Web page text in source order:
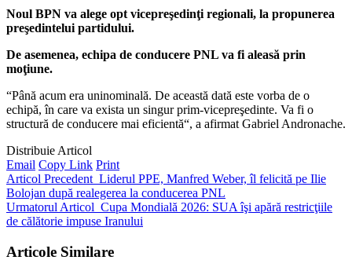
Noul BPN va alege opt vicepreşedinţi regionali, la propunerea
preşedintelui partidului.
De asemenea, echipa de conducere PNL va fi aleasă prin
moţiune.
“Până acum era uninominală. De această dată este vorba de o
echipă, în care va exista un singur prim-vicepreşedinte. Va fi o
structură de conducere mai eficientă“, a afirmat Gabriel Andronache.
Distribuie Articol
Email Copy Link Print
Articol Precedent Liderul PPE, Manfred Weber, îl felicită pe Ilie
Bolojan după realegerea la conducerea PNL
Urmatorul Articol Cupa Mondială 2026: SUA îşi apără restricţiile
de călătorie impuse Iranului
Articole Similare